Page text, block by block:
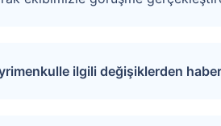
ilgili değişiklerden